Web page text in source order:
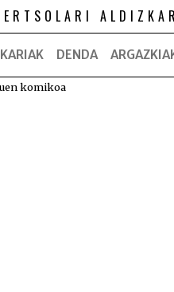
DENDA
komikoa